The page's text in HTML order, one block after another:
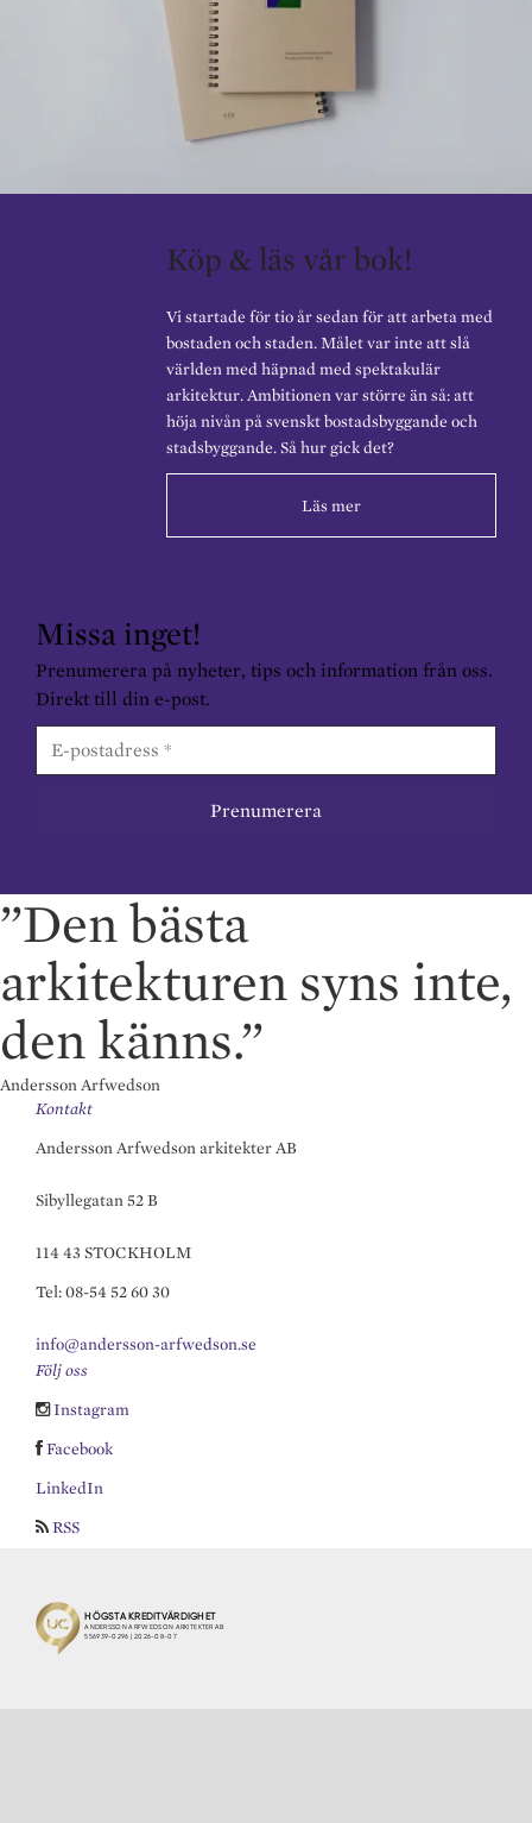
Missa inget!
Prenumerera på nyheter, tips och information från oss.
Direkt till din e-post.
Köp & läs vår bok!
Vi startade för tio år sedan för att arbeta med
bostaden och staden. Målet var inte att slå
världen med häpnad med spektakulär
arkitektur. Ambitionen var större än så: att
höja nivån på svenskt bostadsbyggande och
stadsbyggande. Så hur gick det?
Läs mer
”Den bästa
arkitekturen syns inte,
den känns.”
Andersson Arfwedson
Kontakt
Andersson Arfwedson arkitekter AB
Sibyllegatan 52 B
114 43 STOCKHOLM
Tel: 08-54 52 60 30
info@andersson-arfwedson.se
Följ oss
Instagram
Facebook
LinkedIn
RSS